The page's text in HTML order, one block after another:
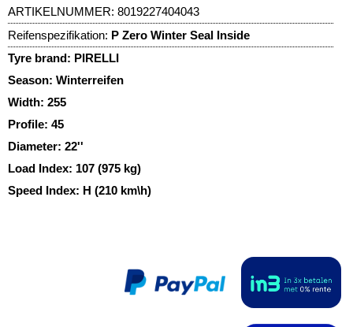
ARTIKELNUMMER: 8019227404043
Reifenspezifikation: P Zero Winter Seal Inside
Tyre brand: PIRELLI
Season: Winterreifen
Width: 255
Profile: 45
Diameter: 22''
Load Index: 107 (975 kg)
Speed Index: H (210 km\h)